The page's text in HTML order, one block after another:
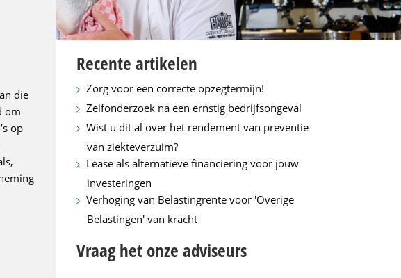
die
om
op
Recente artikelen
Zorg voor een correcte opzegtermijn!
Zelfonderzoek na een ernstig bedrijfsongeval
Wist u dit al over het rendement van preventie
van ziekteverzuim?
Lease als alternatieve financiering voor jouw
investeringen
Verhoging van Belastingrente voor 'Overige
Belastingen' van kracht
Vraag het onze adviseurs